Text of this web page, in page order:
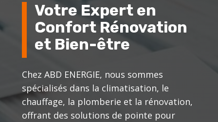
Votre Expert en
Confort Rénovation
et Bien-être
Chez ABD ENERGIE, nous sommes
spécialisés dans la climatisation, le
chauffage, la plomberie et la rénovation,
offrant des solutions de pointe pour